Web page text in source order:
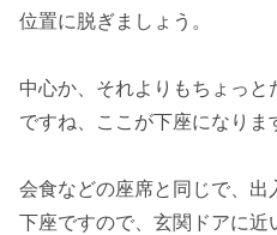
位置に脱ぎましょう。
中心か、それよりもちょっと
ですね、ここが下座になりま
会食などの座席と同じで、出
下座ですので、玄関ドアに近